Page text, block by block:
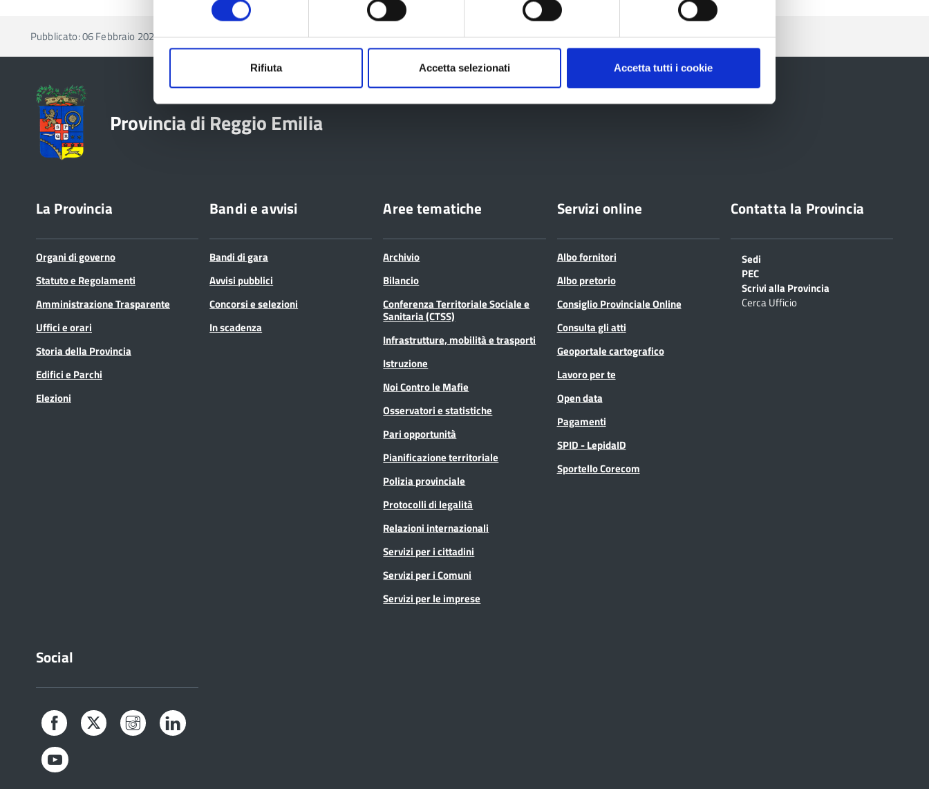
Rifiuta Accetta selezionati Accetta tutti i cookie
Pubblicato: 06 Febbraio 2020 — Ultima modifica: 28 Aprile 2023
Provincia di Reggio Emilia
La Provincia
Organi di governo
Statuto e Regolamenti
Amministrazione Trasparente
Uffici e orari
Storia della Provincia
Edifici e Parchi
Elezioni
Bandi e avvisi
Bandi di gara
Avvisi pubblici
Concorsi e selezioni
In scadenza
Aree tematiche
Archivio
Bilancio
Conferenza Territoriale Sociale e
Sanitaria (CTSS)
Infrastrutture, mobilità e trasporti
Istruzione
Noi Contro le Mafie
Osservatori e statistiche
Pari opportunità
Pianificazione territoriale
Polizia provinciale
Protocolli di legalità
Relazioni internazionali
Servizi per i cittadini
Servizi per i Comuni
Servizi per le imprese
Servizi online
Albo fornitori
Albo pretorio
Consiglio Provinciale Online
Consulta gli atti
Geoportale cartografico
Lavoro per te
Open data
Pagamenti
SPID - LepidaID
Sportello Corecom
Contatta la Provincia
Sedi
PEC
Scrivi alla Provincia
Cerca Ufficio
Social
Facebook Twitter Instagram